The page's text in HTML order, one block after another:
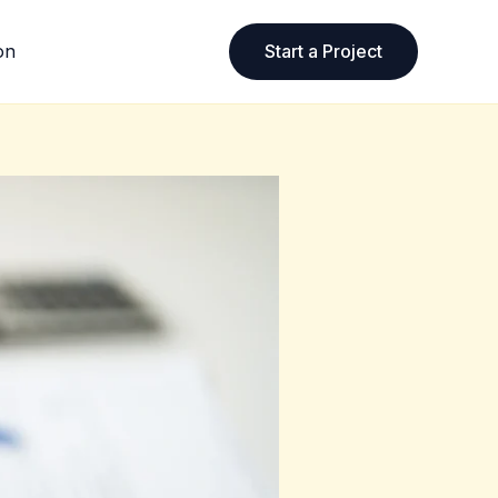
Start a Project